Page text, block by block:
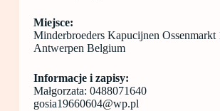
Miejsce:
Minderbroeders Kapucijnen Ossenmarkt
Antwerpen Belgium
Informacje i zapisy:
Małgorzata: 0488071640
gosia19660604@wp.pl